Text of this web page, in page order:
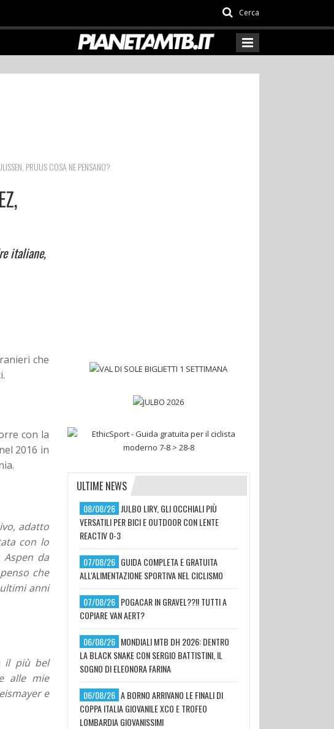
Cerca
PRUUS COSA NE PENSANO?
italiane,
che
con la
2016 in
adatto
con lo
da
che
anni
il più bel
alle mie
e
ULTIME NEWS
08/08/26 JULBO LIRY, GLI OCCHIALI PIÙ
VERSATILI PER BICI E OUTDOOR CON LENTE
REACTIV 0-3
07/08/26 GUIDA COMPLETA E GRATUITA
ALL'ALIMENTAZIONE SPORTIVA NEL CICLISMO
07/08/26 POGACAR IN GRAVEL??!! TUTTI A
COPIARE VAN AERT?
06/08/26 MONDIALI MTB DH 2026: DENTRO
LA BLACK SNAKE CON SERGIO BATTISTINI, IL
SOGNO DI ELEONORA FARINA
06/08/26 A BORNO ARRIVANO LE FINALI DI
COPPA ITALIA GIOVANILE XCO E TROFEO
LOMBARDIA GIOVANISSIMI